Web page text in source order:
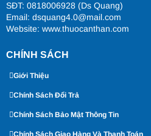
SĐT: 0818006928 (Ds Quang)
Email: dsquang4.0@mail.com
Website: www.thuocanthan.com
CHÍNH SÁCH
Giới Thiệu
Chính Sách Đổi Trả
Chính Sách Bảo Mật Thông Tin